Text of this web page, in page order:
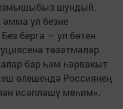
шундый.
ул безне
бергә — ул бөтен
төзәтмәләр
бар һәм һәрвакыт
өлешендә Россиянең
исәпләшү мөһим».